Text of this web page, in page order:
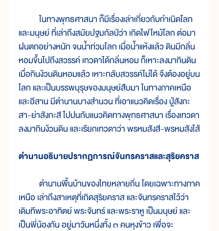
ในทางพุทธศาสนา ก็มีเรื่องเล่าเกี่ยวกับกำเนิดโลก
และมนุษย์ ที่เล่าถึงสมัยปฐมกัลป์ว่า เกิดไฟไหม้โลก ต่อมา
ฝนตกอย่างหนัก จนน้ำท่วมโลก เมื่อน้ำแห้งแล้ว ดินมีกลิ่น
หอมขึ้นไปถึงสวรรค์ เทวดาได้กลิ่นหอม ก็เหาะลงมากินดิน
เมื่อกินง้วนดินหอมแล้ว เหาะกลับสวรรค์ไม่ได้ จึงต้องอยู่บน
โลก และเป็นบรรพบุรุษของมนุษย์สืบมา ในทางภาคเหนือ
และอีสาน มีตำนานบางสำนวน ที่เอาแนวคิดเรื่อง ปู่สังกะ
สา-ย่าสังกะสี ไปปนกับแนวคิดทางพุทธศาสนา เรื่องเทวดา
ลงมากินง้วนดิน และเรียกเทวดาว่า พรหมสังสี-พรหมสังไส้
ตำนานอธิบายปรากฏการณ์จันทรคราสและสุริยคราส
ตำนานพื้นบ้านของไทยหลายถิ่น โดยเฉพาะทางภาค
เหนือ เล่าถึงสาเหตุที่เกิดสุริยคราส และจันทรคราสไว้ว่า
เดิมทีพระอาทิตย์ พระจันทร์ และพระราหู เป็นมนุษย์ และ
เป็นพี่น้องกัน อยู่มาวันหนึ่งทั้ง ๓ คนหุงข้าว เพื่อจะ